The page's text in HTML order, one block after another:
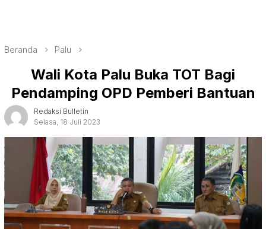
Beranda Palu
Wali Kota Palu Buka TOT Bagi
Pendamping OPD Pemberi Bantuan
Redaksi Bulletin
Selasa, 18 Juli 2023